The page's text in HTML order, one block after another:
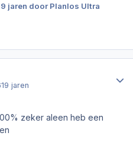
jaren door Planlos Ultra
19 jaren
zeker aleen heb een